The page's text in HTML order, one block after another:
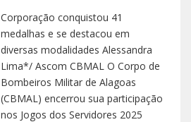
Corporação conquistou 41
medalhas e se destacou em
diversas modalidades Alessandra
Lima*/ Ascom CBMAL O Corpo de
Bombeiros Militar de Alagoas
(CBMAL) encerrou sua participação
nos Jogos dos Servidores 2025